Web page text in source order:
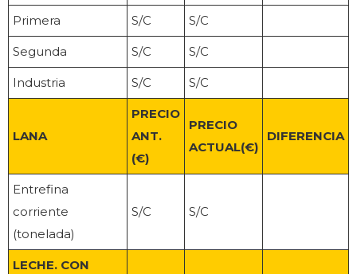
Primera S/C S/C
Segunda S/C S/C
Industria S/C S/C
LANA
PRECIO
ANT.
(€)
PRECIO
ACTUAL(€)
DIFERENCIA
Entrefina
corriente
(tonelada)
S/C S/C
LECHE. CON